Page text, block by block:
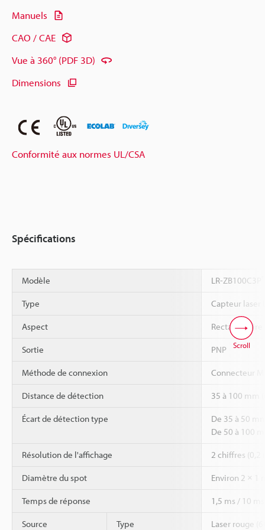
Manuels
CAO / CAE
Vue à 360° (PDF 3D)
Dimensions
Conformité aux normes UL/CSA
Spécifications
Modèle LR-ZB100C3P
Type Capteur laser
Aspect Rectangulaire
Sortie PNP
Méthode de connexion Connecteur
Distance de détection 35 à 100 mm
Écart de détection type
De 35 à 50
De 50 à 100
Résolution de l'affichage 2 chiffres (0,2
Diamètre du spot Environ 2 × 1
Temps de réponse 1,5 ms / 10
Source
Type Laser rouge
Scroll